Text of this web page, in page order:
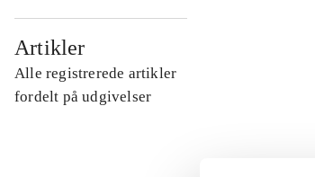
Artikler
Alle registrerede artikler
fordelt på udgivelser